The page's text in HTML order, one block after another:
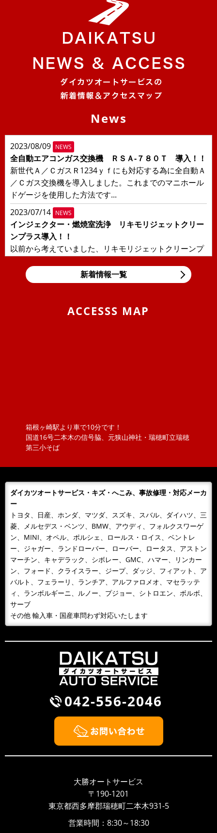
News
2023/08/09 NEWS
全自動エアコンガス交換機 ＲＳＡ-７８０Ｔ 導入！！
新世代Ａ／ＣガスＲ1234ｙｆにも対応する為に全自動Ａ
／Ｃガス交換機を導入しました。これまでのマニホール
ドゲージを使用した方法です...
2023/07/14 NEWS
インジェクター・燃焼室洗浄 リキモリジェットクリー
ンプラス導入！！
以前から考えていました、リキモリジェットクリーンプ
多い直噴エンジンの燃焼室汚れ、...
息子の大好きな箱スカGT-Rと最近うちの息子の車好きが
2018/11/20 NEWS
ボジョレーヌーボ！！
入の皆様 ありがとうございまし...
2018/11/06
カレンダーをお送りします。
今年もあとわずか、来年のカレンダーが届きました！！
日頃、お世話になっているお客様へお届けいたします。
どうぞよろしくお願いいたします...
2018/10/09
NEWS
１０月９日 整備主任者技術講習
１０月９日 整備主任者技術講習会の為ＡＭ１０：００
～ＰＭ４：３０ごろまで工場を閉めています。緊急の場
合携帯に転送となるため042-...
雨が降るとタイヤ屋が儲かる？！
風が吹くと桶屋が儲かるということわざがありますが、
このところ雨が続いて，そのせいかわかりませんが、パ
ンクして走れないから何とかして...
2018/09/30 NEWS
BMW Z3 車検整備
ざいます。このたびウェブサイトを新しく開設いたしま
した。より多くのお客様に大勝オ...
新着情報一覧
ACCESSS MAP
箱根ヶ崎駅より車で10分です！
国道16号二本木の信号脇、元狭山神社・瑞穂町立瑞穂
第三小そば
ダイカツオートサービス・キズ・へこみ、事故修理・対応メーカ
ー
トヨタ、日産、ホンダ、マツダ、スズキ、スバル、ダイハツ、三
菱、メルセデス・ベンツ、BMW、アウディ、フォルクスワーゲ
ン、MINI、オペル、ポルシェ、ロールス・ロイス、ベントレ
ー、ジャガー、ランドローバー、ローバー、ロータス、アストン
マーチン、キャデラック、シボレー、GMC、ハマー、リンカー
ン、フォード、クライスラー、ジープ、ダッジ、フィアット、ア
バルト、フェラーリ、ランチア、アルファロメオ、マセラッテ
ィ、ランボルギーニ、ルノー、プジョー、シトロエン、ボルボ、
サーブ
その他 輸入車・国産車問わず対応いたします
042-556-2046
大勝オートサービス
〒190-1201
東京都西多摩郡瑞穂町二本木931-5
営業時間：8:30～18:30